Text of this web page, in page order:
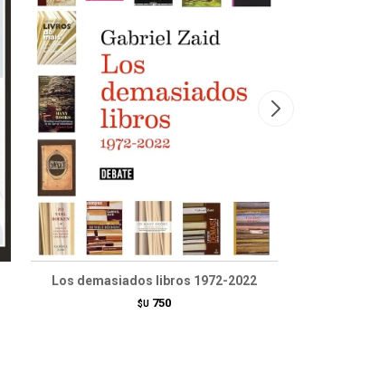
Los demasiados libros 1972-2022
$U 750